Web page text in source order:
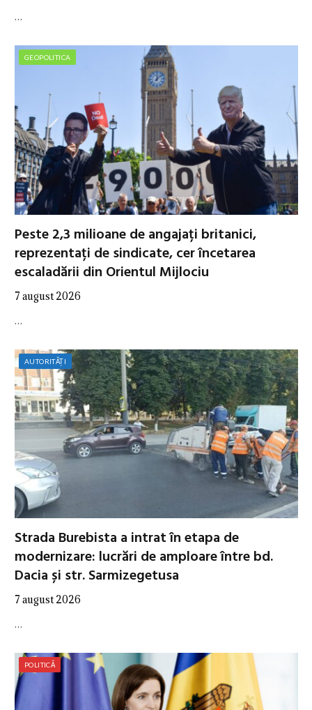
…
GEOPOLITICA
Peste 2,3 milioane de angajați britanici,
reprezentați de sindicate, cer încetarea
escaladării din Orientul Mijlociu
7 august 2026
…
AUTORITĂȚI
Strada Burebista a intrat în etapa de
modernizare: lucrări de amploare între bd.
Dacia și str. Sarmizegetusa
7 august 2026
…
POLITICĂ